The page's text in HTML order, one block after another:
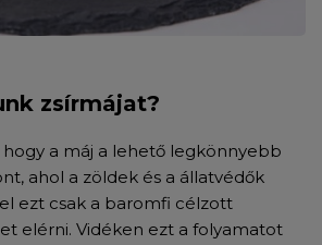
zsírmájat?
a máj a lehető legkönnyebb
ahol a zöldek és a állatvédők
ezt csak a baromfi célzott
elérni. Vidéken ezt a folyamatot